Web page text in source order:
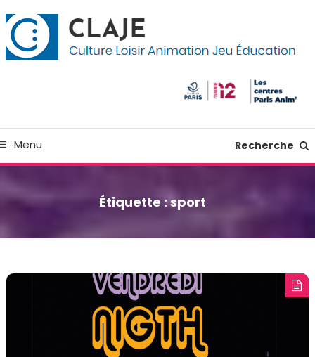
Menu Recherche
Étiquette :sport